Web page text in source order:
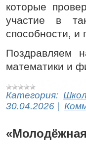
которые
участие в
способности, и
Поздравляем
математики и
Категория:
30.04.2026